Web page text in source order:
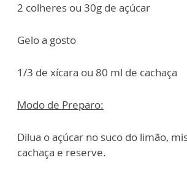
2 colheres ou 30g de açúcar
Gelo a gosto
1/3 de xícara ou 80 ml de cachaça
Modo de Preparo:
Dilua o açúcar no suco do limão,
cachaça e reserve.